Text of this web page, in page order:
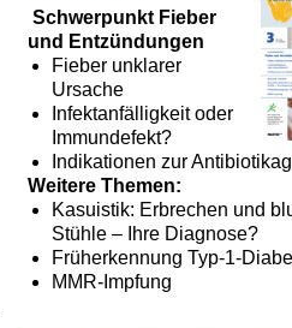
Schwerpunkt Fieber
und Entzündungen
Fieber unklarer
Ursache
Infektanfälligkeit oder
Immundefekt?
Indikationen zur
Weitere Themen:
Kasuistik: Erbrechen und
Stühle – Ihre Diagnose?
Früherkennung Typ-1-
MMR-Impfung